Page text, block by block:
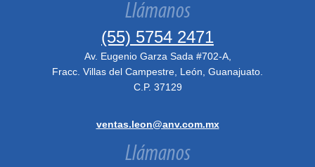
Llámanos
(55) 5754 2471
Av. Eugenio Garza Sada #702-A,
Fracc. Villas del Campestre, León, Guanajuato.
C.P. 37129
ventas.leon@anv.com.mx
Llámanos